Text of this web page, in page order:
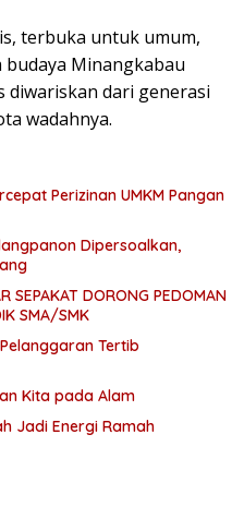
terbuka untuk umum,
Minangkabau
diwariskan dari generasi
wadahnya.
Perizinan UMKM Pangan
Dipersoalkan,
SEPAKAT DORONG PEDOMAN
SMA/SMK
Tertib
Kita pada Alam
Jadi Energi Ramah